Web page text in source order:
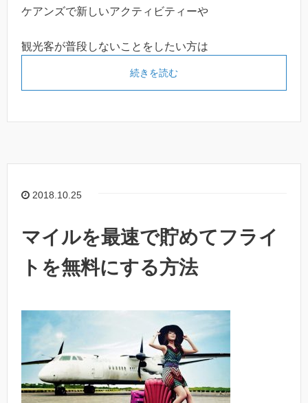
ケアンズで新しいアクティビティーや
観光客が普段しないことをしたい方は
続きを読む
2018.10.25
マイルを最速で貯めてフライ
トを無料にする方法